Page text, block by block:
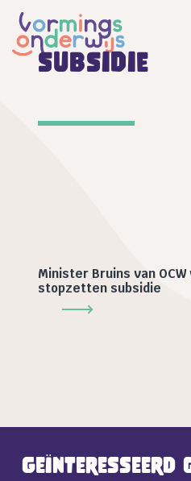
subsidie
Minister Bruins van
stopzetten subsidie